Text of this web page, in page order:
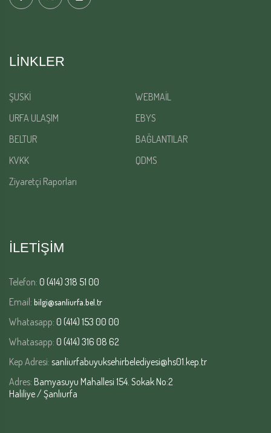
LINKLER
ŞUSKİ
WEBMAİL
URFA ULAŞIM
EBYS
BELTUR
BAĞLANTILAR
KVKK
QDMS
Ziyaretçi Raporları
İLETİŞİM
Telefon: 0 (414) 318 51 00
Email: bilgi@sanliurfa.bel.tr
Whatasapp: 0 (414) 153 00 00
Whatasapp: 0 (414) 316 08 62
Kep Adresi: sanliurfabuyuksehirbelediyesi@hs01.kep.tr
Adres: Bamyasuyu Mahallesi 154. Sokak No:2
Haliliye / Şanlıurfa